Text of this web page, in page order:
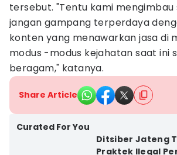
tersebut. "Tentu kami mengimbau
jangan gampang terperdaya
konten yang menawarkan jasa di
modus -modus kejahatan saat ini
beragam," katanya.
Share Article
Curated For You
Ditsiber Jateng
Praktek Ilegal